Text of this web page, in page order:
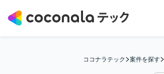
ココナラテック>案件を探す>